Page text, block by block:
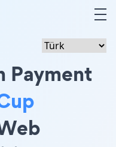
Payment